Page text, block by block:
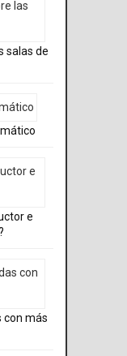
salas de
e
con más